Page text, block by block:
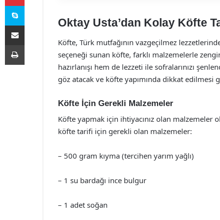
Oktay Usta’dan Kolay Köfte
Köfte, Türk mutfağının vazgeçilmez
seçeneği sunan köfte, farklı malzemelerle
hazırlanışı hem de lezzeti ile sofralarınızı
göz atacak ve köfte yapımında dikkat edilmesi
Köfte İçin Gerekli Malzemeler
Köfte yapmak için ihtiyacınız olan malzemeler
köfte tarifi için gerekli olan malzemeler:
– 500 gram kıyma (tercihen yarım yağlı)
– 1 su bardağı ince bulgur
– 1 adet soğan
Skype
E-Posta ile paylaş